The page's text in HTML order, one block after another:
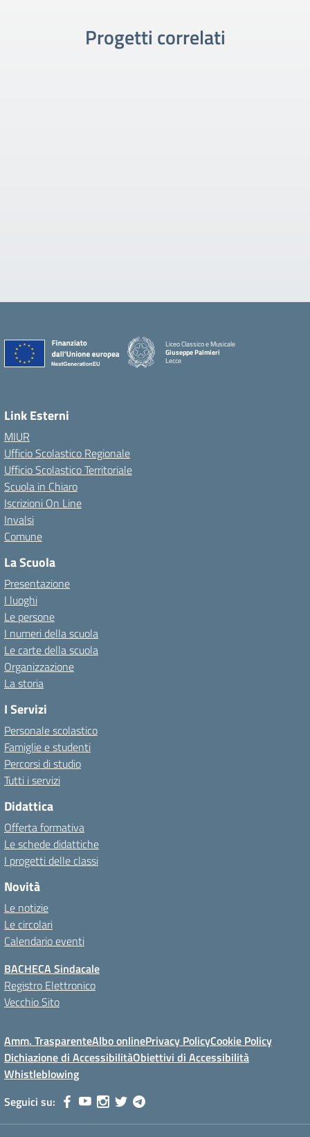
Progetti correlati
Liceo Classico e Musicale
Giuseppe Palmieri
Lecce
Link Esterni
MIUR
Ufficio Scolastico Regionale
Ufficio Scolastico Territoriale
Scuola in Chiaro
Iscrizioni On Line
Invalsi
Comune
La Scuola
Presentazione
I luoghi
Le persone
I numeri della scuola
Le carte della scuola
Organizzazione
La storia
I Servizi
Personale scolastico
Famiglie e studenti
Percorsi di studio
Tutti i servizi
Didattica
Offerta formativa
Le schede didattiche
I progetti delle classi
Novità
Le notizie
Le circolari
Calendario eventi
BACHECA Sindacale
Registro Elettronico
Vecchio Sito
Amm. TrasparenteAlbo onlinePrivacy PolicyCookie Policy
Dichiazione di AccessibilitàObiettivi di Accessibilità
Whistleblowing
Seguici su: